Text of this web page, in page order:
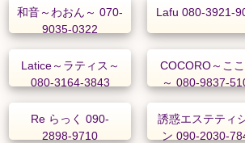
和音～わおん～ 070-
9035-0322
Lafu 080-3921-
Latice～ラティス～
080-3164-3843
COCORO～こ
～ 080-9837-
Re らっく 090-
2898-9710
誘惑エステティ
ン 090-2030-